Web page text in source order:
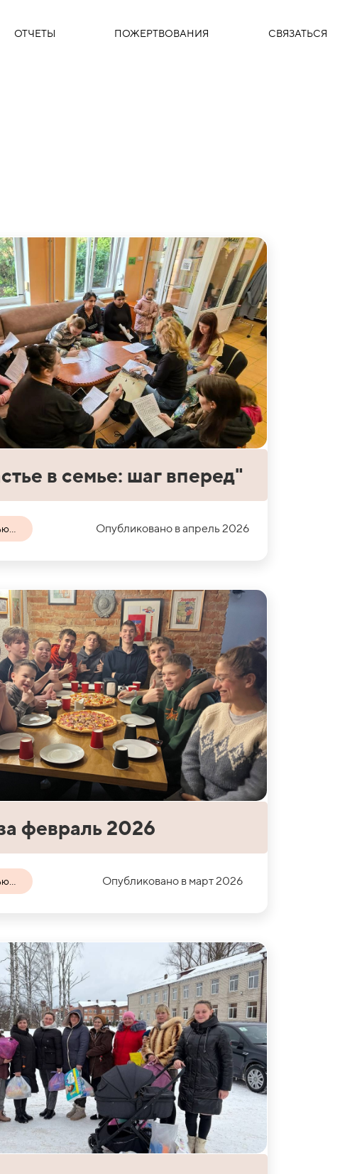
ОТЧЕТЫ ПОЖЕРТВОВАНИЯ СВЯЗАТЬСЯ
в семье: шаг вперед"
Опубликовано в апрель 2026
февраль 2026
Опубликовано в март 2026